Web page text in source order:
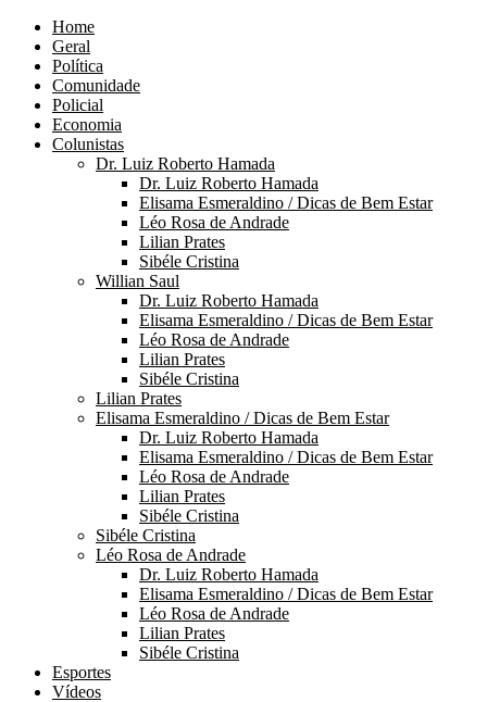
Home
Geral
Política
Comunidade
Policial
Economia
Colunistas
Dr. Luiz Roberto Hamada
Dr. Luiz Roberto Hamada
Elisama Esmeraldino / Dicas de Bem Estar
Léo Rosa de Andrade
Lilian Prates
Sibéle Cristina
Willian Saul
Dr. Luiz Roberto Hamada
Elisama Esmeraldino / Dicas de Bem Estar
Léo Rosa de Andrade
Lilian Prates
Sibéle Cristina
Lilian Prates
Elisama Esmeraldino / Dicas de Bem Estar
Dr. Luiz Roberto Hamada
Elisama Esmeraldino / Dicas de Bem Estar
Léo Rosa de Andrade
Lilian Prates
Sibéle Cristina
Sibéle Cristina
Léo Rosa de Andrade
Dr. Luiz Roberto Hamada
Elisama Esmeraldino / Dicas de Bem Estar
Léo Rosa de Andrade
Lilian Prates
Sibéle Cristina
Esportes
Vídeos